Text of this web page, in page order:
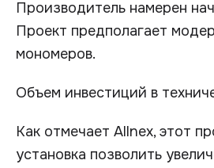
Производитель намерен
Проект предполагает
мономеров.
Объем инвестиций в
Как отмечает Allnex, этот
установка позволить